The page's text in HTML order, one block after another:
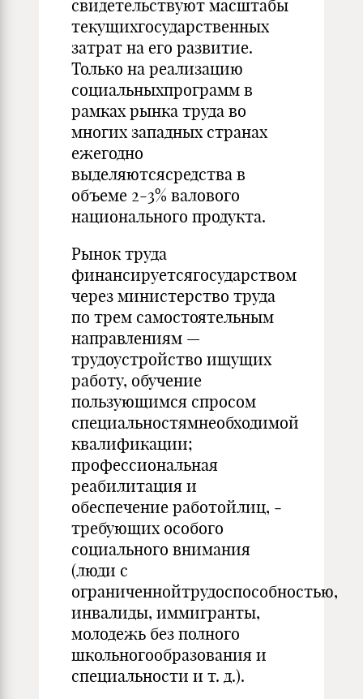
свидетельствуют масштабы
текущихгосударственных
затрат на его развитие.
Только на реализацию
социальныхпрограмм в
рамках рынка труда во
многих западных странах
ежегодно
выделяютсясредства в
объеме 2-3% валового
национального продукта.
Рынок труда
финансируетсягосударством
через министерство труда
по трем самостоятельным
направлениям —
трудоустройство ищущих
работу, обучение
пользующимся спросом
специальностямнеобходимой
квалификации;
профессиональная
реабилитация и
обеспечение работойлиц, ­
требующих особого
социального внимания
(люди с
ограниченнойтрудоспособностью,
инвалиды, иммигранты,
молодежь без полного
школьногообразования и
специальности и т. д.).